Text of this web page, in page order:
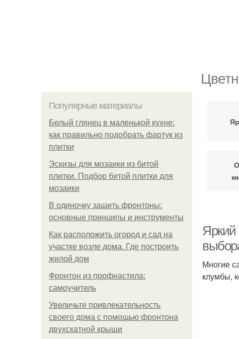
Популярные материалы
Белый глянец в маленькой кухне:
как правильно подобрать фартук из
плитки
Эскизы для мозаики из битой
плитки. Подбор битой плитки для
мозаики
В одиночку зашить фронтоны:
основные принципы и инструменты
Как расположить огород и сад на
участке возле дома. Где построить
жилой дом
Фронтон из профнастила:
самоучитель
Увеличьте привлекательность
своего дома с помощью фронтона
двухскатной крыши
Яркий
Многие
клумбы,